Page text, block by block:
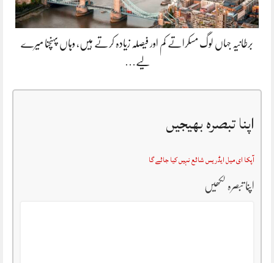
برطانیہ جہاں لوگ مسکراتے کم اور فیصلہ زیادہ کرتے ہیں، وہاں پہنچنا میرے
لیے…
اپنا تبصرہ بھیجیں
آپکا ای میل ایڈریس شائع نہیں کیا جائے گا
اپنا تبصرہ لکھیں